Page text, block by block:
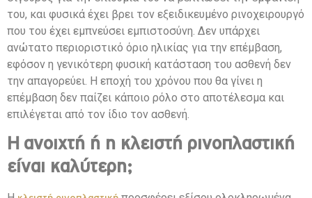
του, και φυσικά έχει βρει τον εξειδικευμένο ρινοχειρουργό
που του έχει εμπνεύσει εμπιστοσύνη. Δεν υπάρχει
ανώτατο περιοριστικό όριο ηλικίας για την επέμβαση,
εφόσον η γενικότερη φυσική κατάσταση του ασθενή δεν
την απαγορεύει. Η εποχή του χρόνου που θα γίνει η
επέμβαση δεν παίζει κάποιο ρόλο στο αποτέλεσμα και
επιλέγεται από τον ίδιο τον ασθενή.
Η ανοιχτή ή η κλειστή ρινοπλαστική
είναι καλύτερη;